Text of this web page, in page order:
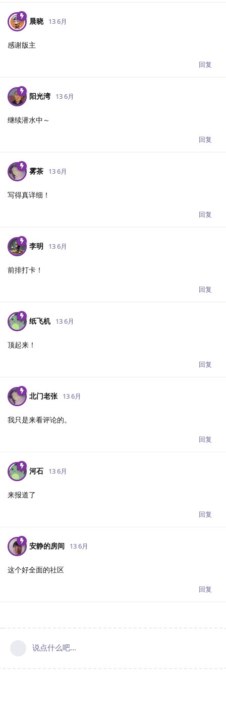
晨晓 13 6月
感谢版主
回复
阳光湾 13 6月
继续潜水中～
回复
雾茶 13 6月
写得真详细！
回复
李明 13 6月
前排打卡！
回复
纸飞机 13 6月
顶起来！
回复
北门老张 13 6月
我只是来看评论的。
回复
河石 13 6月
来报道了
回复
安静的房间 13 6月
这个好全面的社区
回复
说点什么吧...